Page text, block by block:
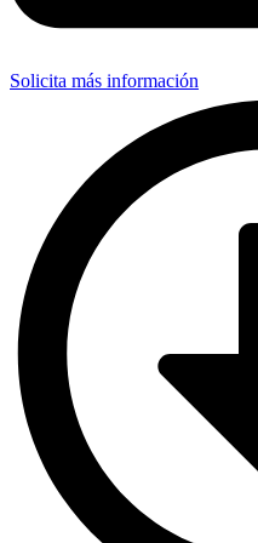
Solicita más información